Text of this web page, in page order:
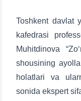
Toshkent davlat
kafedrasi
Muhitdinova
shousining
holatlari va
sonida ekspert